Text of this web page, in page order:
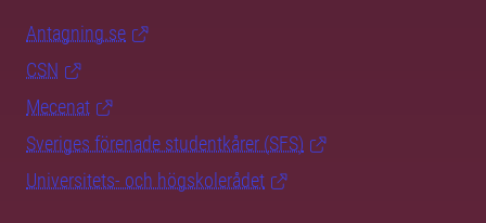
Antagning.se
CSN
Mecenat
Sveriges förenade studentkårer (SFS)
Universitets- och högskolerådet